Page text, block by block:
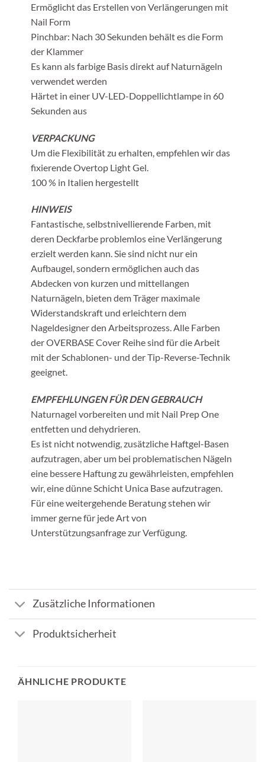
Ermöglicht das Erstellen von Verlängerungen mit
Nail Form
Pinchbar: Nach 30 Sekunden behält es die Form
der Klammer
Es kann als farbige Basis direkt auf Naturnägeln
verwendet werden
Härtet in einer UV-LED-Doppellichtlampe in 60
Sekunden aus
VERPACKUNG
Um die Flexibilität zu erhalten, empfehlen wir das
fixierende Overtop Light Gel.
100 % in Italien hergestellt
HINWEIS
Fantastische, selbstnivellierende Farben, mit
deren Deckfarbe problemlos eine Verlängerung
erzielt werden kann. Sie sind nicht nur ein
Aufbaugel, sondern ermöglichen auch das
Abdecken von kurzen und mittellangen
Naturnägeln, bieten dem Träger maximale
Widerstandskraft und erleichtern dem
Nageldesigner den Arbeitsprozess. Alle Farben
der OVERBASE Cover Reihe sind für die Arbeit
mit der Schablonen- und der Tip-Reverse-Technik
geeignet.
EMPFEHLUNGEN FÜR DEN GEBRAUCH
Naturnagel vorbereiten und mit Nail Prep One
entfetten und dehydrieren.
Es ist nicht notwendig, zusätzliche Haftgel-Basen
aufzutragen, aber um bei problematischen Nägeln
eine bessere Haftung zu gewährleisten, empfehlen
wir, eine dünne Schicht Unica Base aufzutragen.
Für eine weitergehende Beratung stehen wir
immer gerne für jede Art von
Unterstützungsanfrage zur Verfügung.
Zusätzliche Informationen
Produktsicherheit
ÄHNLICHE PRODUKTE